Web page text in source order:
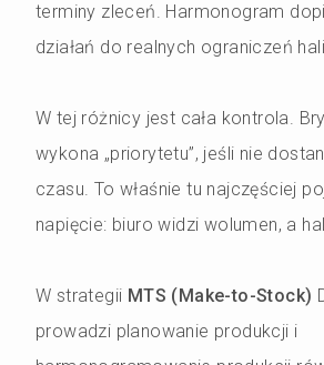
terminy zleceń. Harmonogram
działań do realnych ograniczeń
W tej różnicy jest cała kontrola.
wykona „priorytetu”, jeśli nie
czasu. To właśnie tu najczęściej
napięcie: biuro widzi wolumen, a
W strategii MTS (Make-to-Stock)
prowadzi planowanie produkcji i